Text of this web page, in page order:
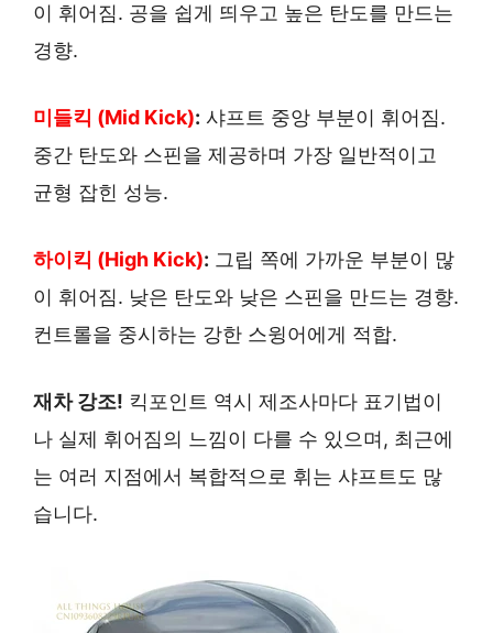
이 휘어짐. 공을 쉽게 띄우고 높은 탄도를 만드는
경향.
미들킥 (Mid Kick): 샤프트 중앙 부분이 휘어짐.
중간 탄도와 스핀을 제공하며 가장 일반적이고
균형 잡힌 성능.
하이킥 (High Kick): 그립 쪽에 가까운 부분이 많
이 휘어짐. 낮은 탄도와 낮은 스핀을 만드는 경향.
컨트롤을 중시하는 강한 스윙어에게 적합.
재차 강조! 킥포인트 역시 제조사마다 표기법이
나 실제 휘어짐의 느낌이 다를 수 있으며, 최근에
는 여러 지점에서 복합적으로 휘는 샤프트도 많
습니다.